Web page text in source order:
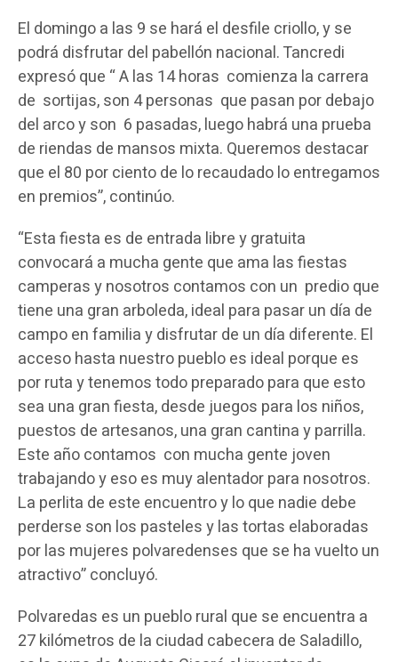
El domingo a las 9 se hará el desfile criollo, y se
podrá disfrutar del pabellón nacional. Tancredi
expresó que “ A las 14 horas comienza la carrera
de sortijas, son 4 personas que pasan por debajo
del arco y son 6 pasadas, luego habrá una prueba
de riendas de mansos mixta. Queremos destacar
que el 80 por ciento de lo recaudado lo entregamos
en premios”, continúo.
“Esta fiesta es de entrada libre y gratuita
convocará a mucha gente que ama las fiestas
camperas y nosotros contamos con un predio que
tiene una gran arboleda, ideal para pasar un día de
campo en familia y disfrutar de un día diferente. El
acceso hasta nuestro pueblo es ideal porque es
por ruta y tenemos todo preparado para que esto
sea una gran fiesta, desde juegos para los niños,
puestos de artesanos, una gran cantina y parrilla.
Este año contamos con mucha gente joven
trabajando y eso es muy alentador para nosotros.
La perlita de este encuentro y lo que nadie debe
perderse son los pasteles y las tortas elaboradas
por las mujeres polvaredenses que se ha vuelto un
atractivo” concluyó.
Polvaredas es un pueblo rural que se encuentra a
27 kilómetros de la ciudad cabecera de Saladillo,